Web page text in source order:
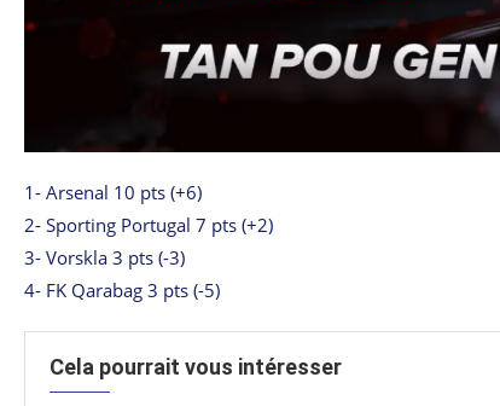
1- Arsenal 10 pts (+6)
2- Sporting Portugal 7 pts (+2)
3- Vorskla 3 pts (-3)
4- FK Qarabag 3 pts (-5)
Cela pourrait vous intéresser